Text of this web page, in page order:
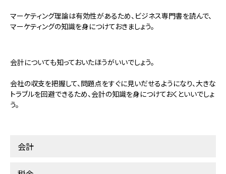
マーケティング理論は有効性があるため、ビジネス専門書を読んで、
マーケティングの知識を身につけておきましょう。
会計についても知っておいたほうがいいでしょう。
会社の収支を把握して、問題点をすぐに見いだせるようになり、大きな
トラブルを回避できるため、会計の知識を身につけておくといいでしょ
う。
会計